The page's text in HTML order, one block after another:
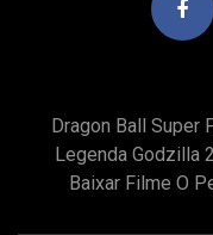
Dragon Ball Super
Legenda Godzilla
Baixar Filme O